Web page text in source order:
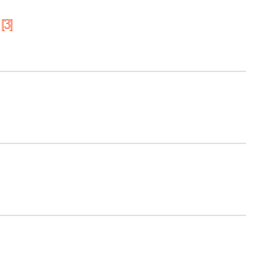
[3]